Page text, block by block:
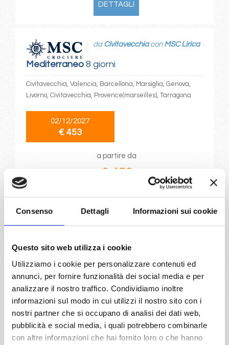
Consenso Dettagli Informazioni sui cookie
Questo sito web utilizza i cookie
Utilizziamo i cookie per personalizzare contenuti ed
annunci, per fornire funzionalità dei social media e per
analizzare il nostro traffico. Condividiamo inoltre
informazioni sul modo in cui utilizzi il nostro sito con i
nostri partner che si occupano di analisi dei dati web,
pubblicità e social media, i quali potrebbero combinarle
con altre informazioni che hai fornito loro o che hanno
DETTAGLI
Mediterraneo8 giorni
da Civitavecchiacon MSC Lirica
Civitavecchia, Valencia, Barcellona, Marsiglia, Genova,
Livorno, Civitavecchia, Provence(marseilles), Tarragona
02/12/2027
€ 453
a partire da
€ 453
Mediterraneo 8 giorni
Toscana
Civitavecchia, Savona, Marsiglia, Barcellona, Palma,
Palermo, Civitavecchia
26/03/2027
€ 460